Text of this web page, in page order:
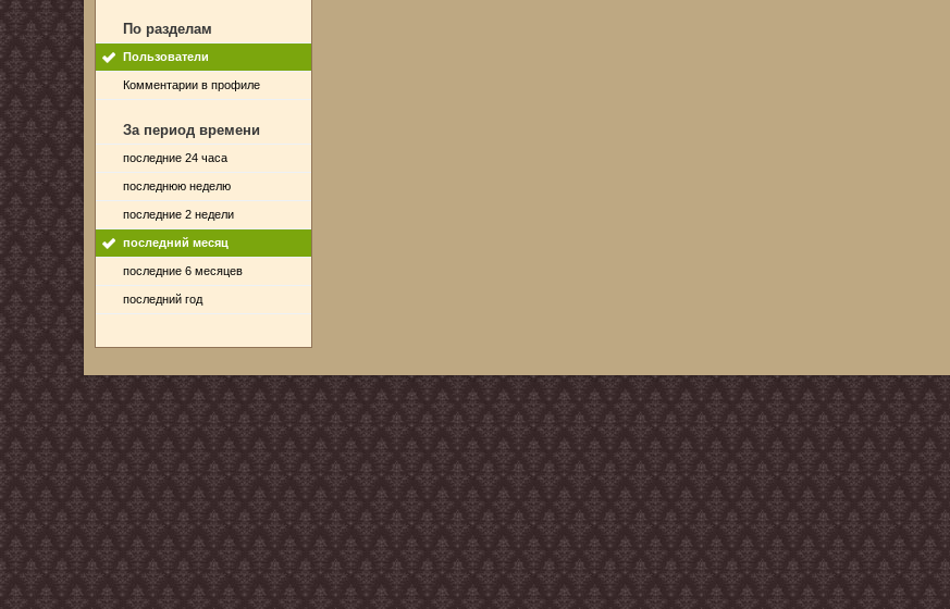
По разделам
Пользователи
Комментарии в профиле
За период времени
последние 24 часа
последнюю неделю
последние 2 недели
последний месяц
последние 6 месяцев
последний год